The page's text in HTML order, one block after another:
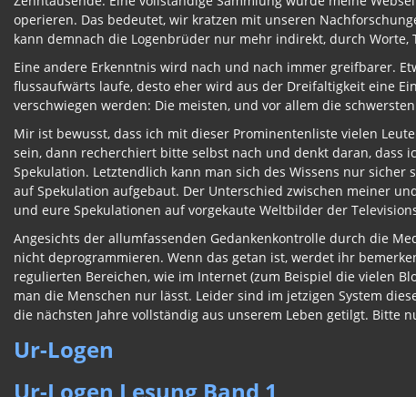
operieren. Das bedeutet, wir kratzen mit unseren
kann demnach die Logenbrüder nur mehr indirekt, durch
Eine andere Erkenntnis wird nach und nach immer greifbarer.
flussaufwärts laufe, desto eher wird aus der Dreifaltigkeit eine
verschwiegen werden: Die meisten, und vor allem die
Mir ist bewusst, dass ich mit dieser Prominentenliste vielen
sein, dann recherchiert bitte selbst nach und denkt daran, dass
Spekulation. Letztendlich kann man sich des Wissens nur
auf Spekulation aufgebaut. Der Unterschied zwischen meiner
und eure Spekulationen auf vorgekaute Weltbilder der
Angesichts der allumfassenden Gedankenkontrolle durch die
nicht deprogrammieren. Wenn das getan ist, werdet ihr
regulierten Bereichen, wie im Internet (zum Beispiel die vielen
man die Menschen nur lässt. Leider sind im jetzigen System
die nächsten Jahre vollständig aus unserem Leben getilgt. Bitte
Ur-Logen
Ur-Logen Lesung Band 1